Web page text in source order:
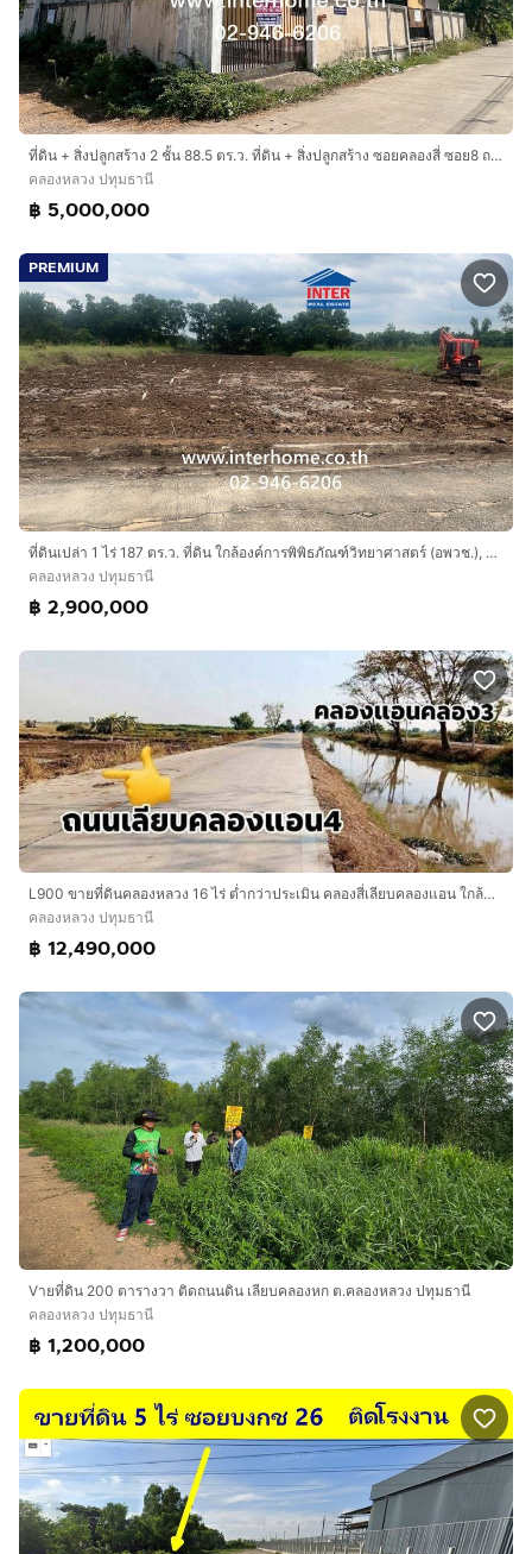
ที่ดิน + สิ่งปลูกสร้าง 2 ชั้น 88.5 ตร.ว. ที่ดิน + สิ่งปลูกสร้าง ซอยคลองสี่ ซอย8 ถนนคลองหลวง ถนนวงแหวนรอบนอกฝั่งตะวันออก คลองหลวง ปทุมธานี
คลองหลวง ปทุมธานี
฿ 5,000,000
PREMIUM
ที่ดินเปล่า 1 ไร่ 187 ตร.ว. ที่ดิน ใกล้องค์การพิพิธภัณฑ์วิทยาศาสตร์ (อพวช.), ถนนคลองหลวง3214 ถนนคลองห้า คลองหลวง ปทุมธานี
คลองหลวง ปทุมธานี
฿ 2,900,000
L900 ขายที่ดินคลองหลวง 16 ไร่ ต่ำกว่าประเมิน คลองสี่เลียบคลองแอน ใกล้ตลาดไทขายถูก เพียง 12.49 ล้าน
คลองหลวง ปทุมธานี
฿ 12,490,000
Vายที่ดิน 200 ตารางวา ติดถนนดิน เลียบคลองหก ต.คลองหลวง ปทุมธานี
คลองหลวง ปทุมธานี
฿ 1,200,000